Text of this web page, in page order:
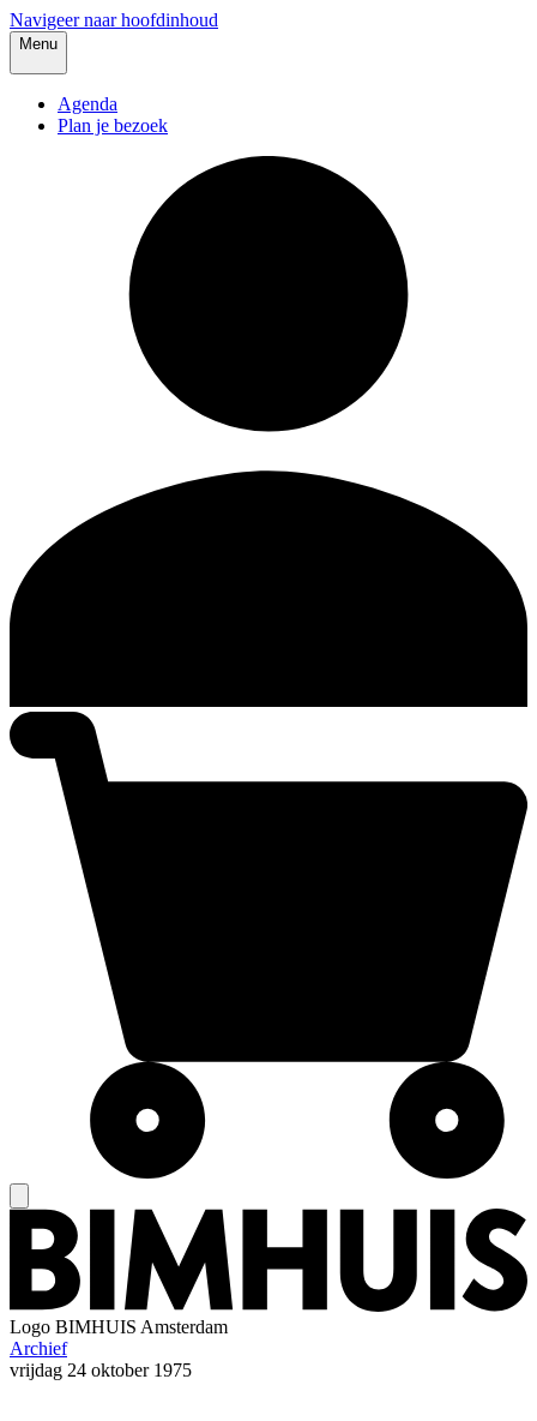
Navigeer naar hoofdinhoud
Menu
Agenda
Plan je bezoek
Logo BIMHUIS Amsterdam
Archief
vrijdag 24 oktober 1975